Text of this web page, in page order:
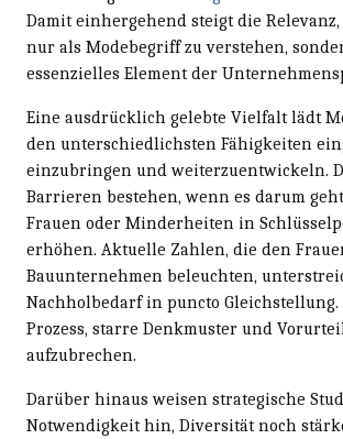
Damit einhergehend steigt die
nur als Modebegriff zu verstehen,
essenzielles Element der
Eine ausdrücklich gelebte Vielfalt lädt
den unterschiedlichsten Fähigkeiten
einzubringen und weiterzuentwickeln.
Barrieren bestehen, wenn es darum
Frauen oder Minderheiten in
erhöhen. Aktuelle Zahlen, die den
Bauunternehmen beleuchten,
Nachholbedarf in puncto Gleichstellung.
Prozess, starre Denkmuster und
aufzubrechen.
Darüber hinaus weisen strategische
Notwendigkeit hin, Diversität noch